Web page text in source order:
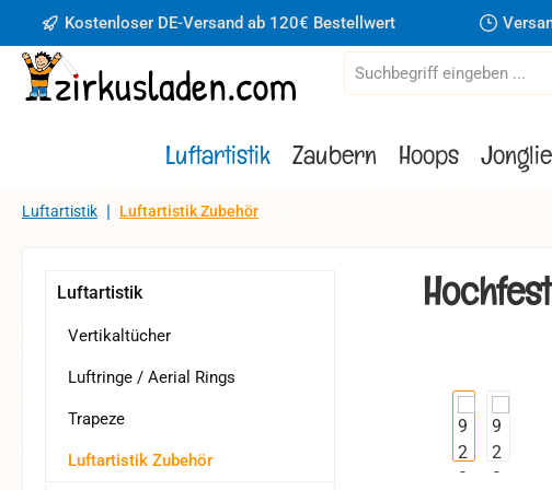
Hauptinhalt springen
Zur Suche springen
Zur Hauptnavigation springen
Kostenloser DE-Versand ab 120€ Bestellwert
Luftartistik Zaubern Hoops
Luftartistik | Luftartistik Zubehör
Luftartistik
Vertikaltücher
Luftringe / Aerial Rings
Trapeze
Luftartistik Zubehör
Bildergalerie